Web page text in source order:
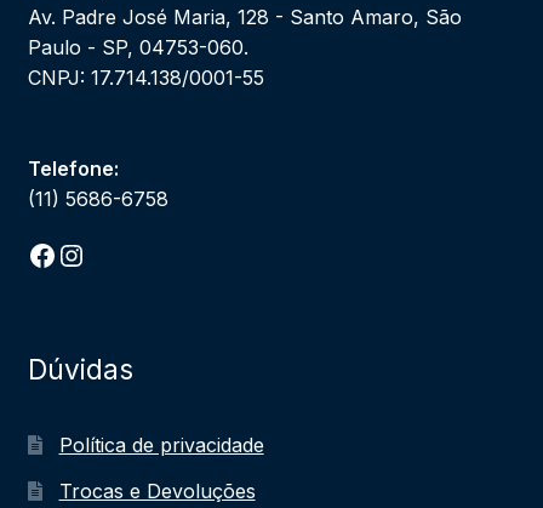
Av. Padre José Maria, 128 - Santo Amaro, São
Paulo - SP, 04753-060.
CNPJ: 17.714.138/0001-55
Telefone:
(11) 5686-6758
Facebook
Instagram
Dúvidas
Política de privacidade
Trocas e Devoluções